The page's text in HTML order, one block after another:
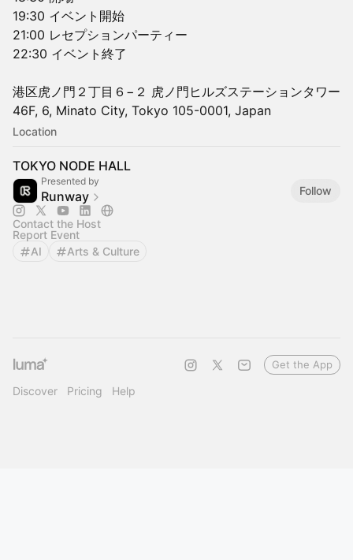
19:30 イベント開始
21:00 レセプションパーティー
22:30 イベント終了
港区虎ノ門２丁目６−２ 虎ノ門ヒルズステーションタワー
46F, 6, Minato City, Tokyo 105-0001, Japan
Location
TOKYO NODE HALL
Presented by
Runway Follow
Contact the Host
Report Event
AI
Arts & Culture
Discover Pricing Help
Get the App